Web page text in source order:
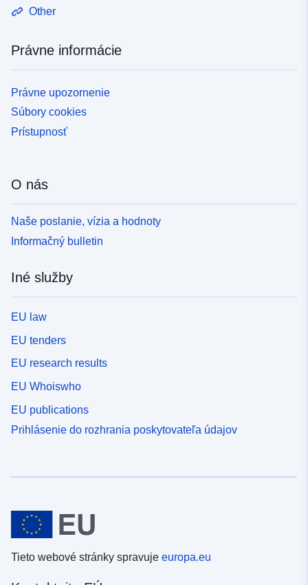
Other
Právne informácie
Právne upozornenie
Súbory cookies
Prístupnosť
O nás
Naše poslanie, vízia a hodnoty
Informačný bulletin
Iné služby
EU law
EU tenders
EU research results
EU Whoiswho
EU publications
Prihlásenie do rozhrania poskytovateľa údajov
Tieto webové stránky spravuje europa.eu